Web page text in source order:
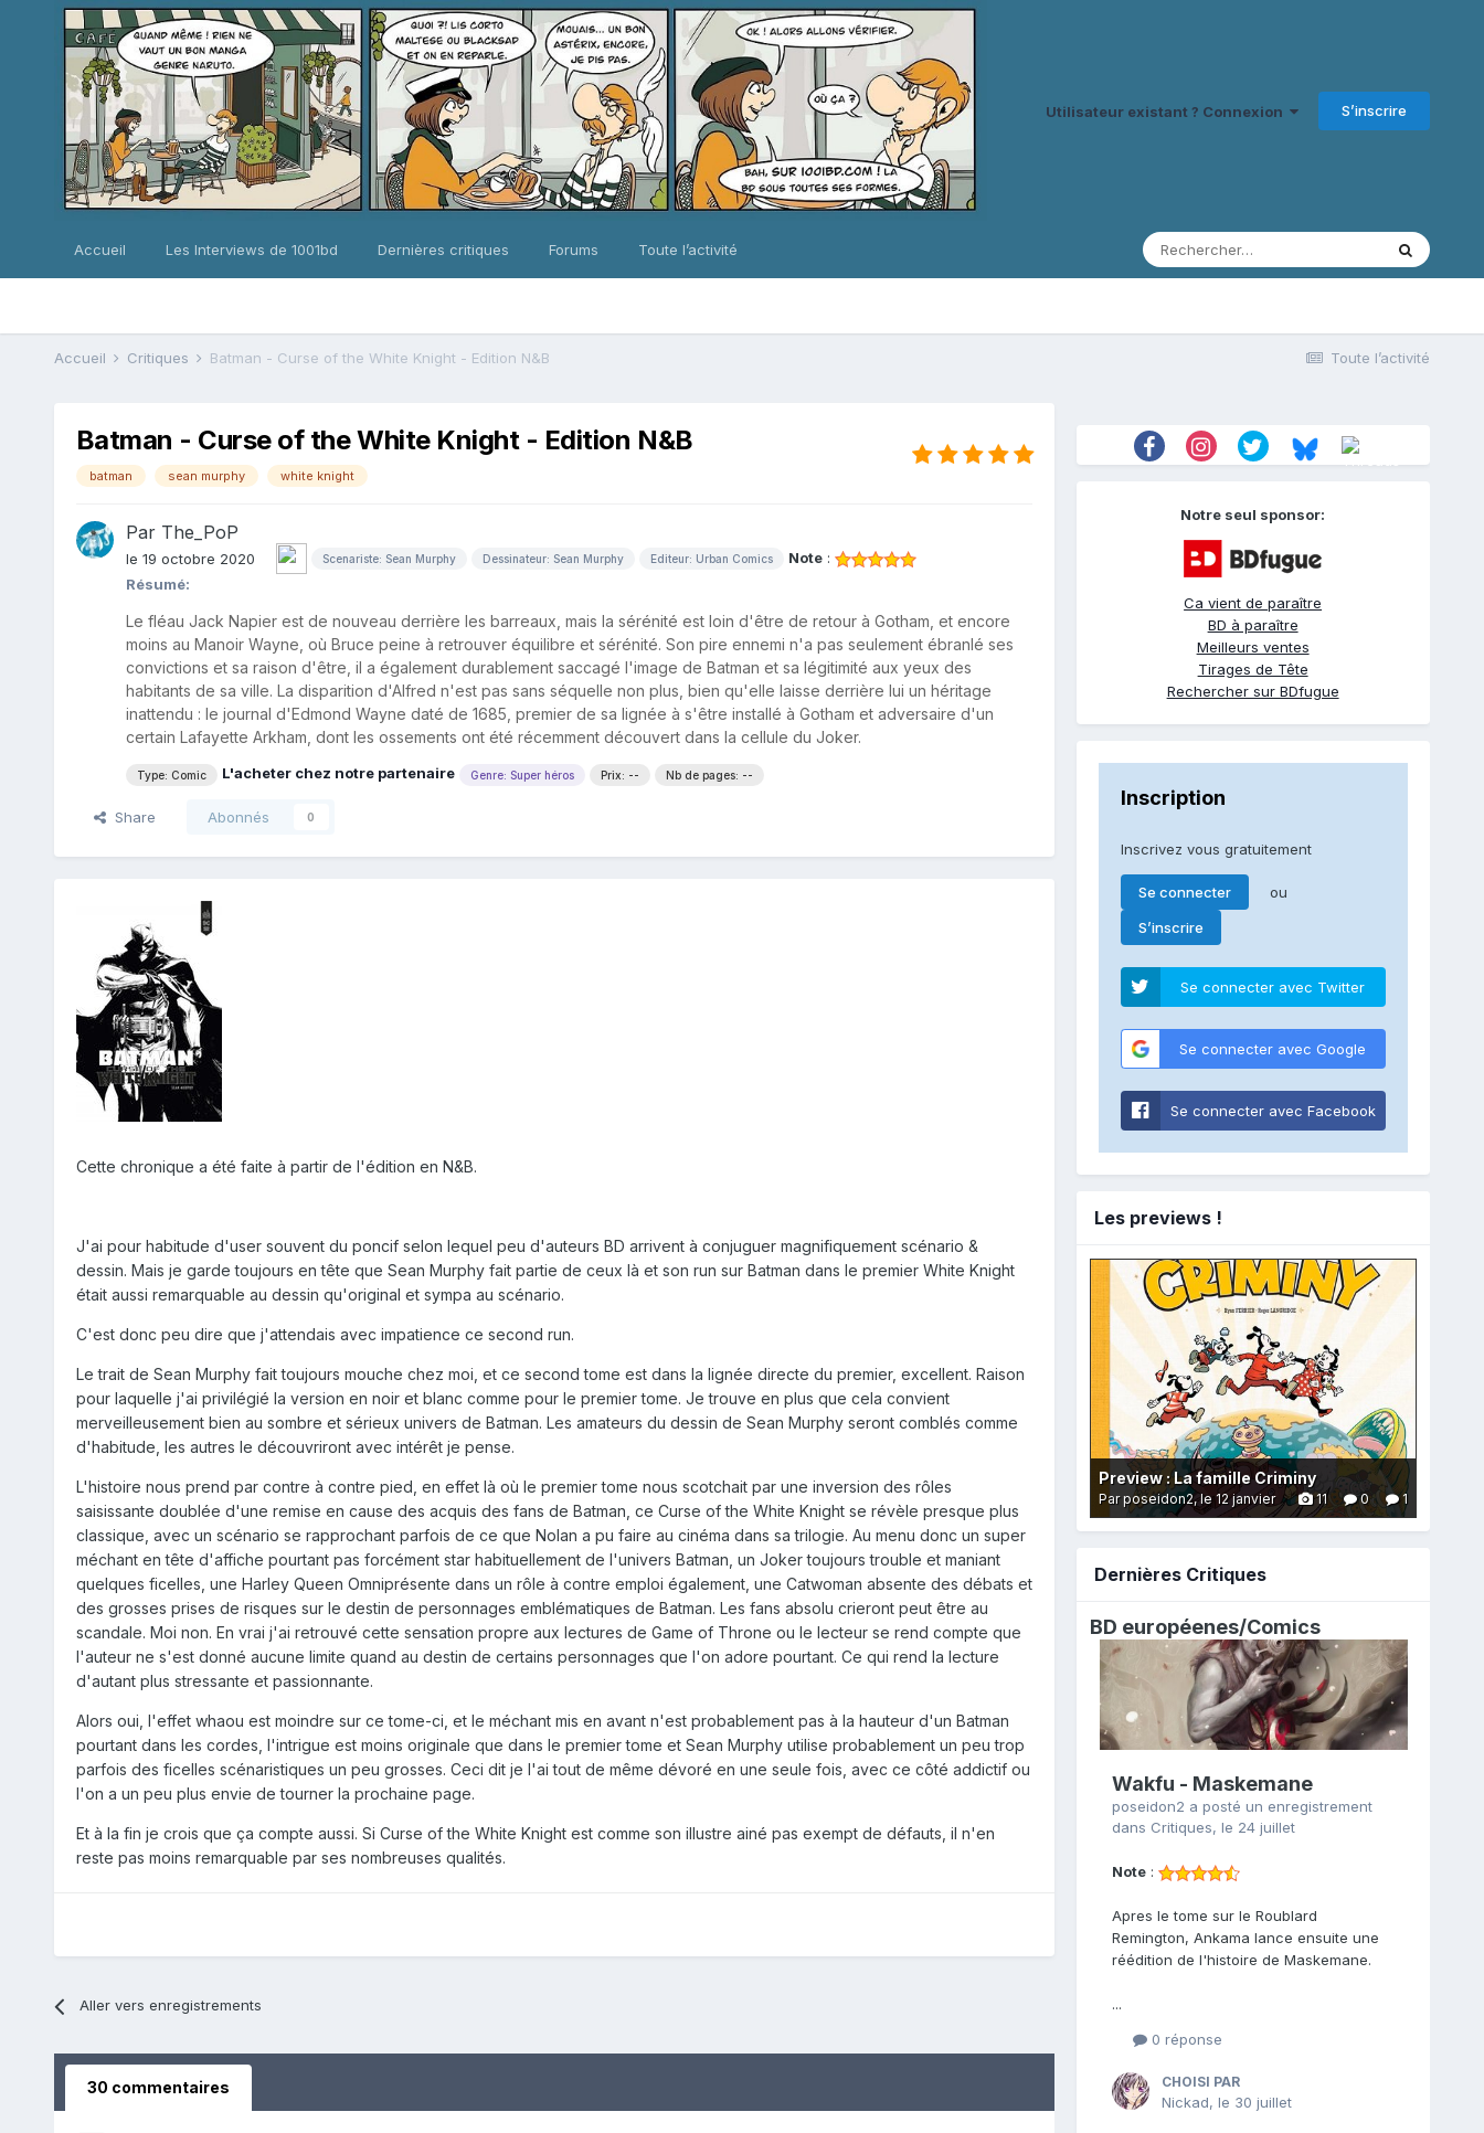
Utilisateur existant ? Connexion S’inscrire
Accueil Les Interviews de 1001bd Dernières critiques Forums Toute l’activité
Toute l’activité
Accueil Critiques Batman - Curse of the White Knight - Edition N&B
Batman - Curse of the White Knight - Edition N&B
batman sean murphy white knight
Par The_PoP
le 19 octobre 2020 Scenariste: Sean Murphy Dessinateur: Sean Murphy Editeur: Urban Comics Note:
Résumé:
Le fléau Jack Napier est de nouveau derrière les barreaux, mais la sérénité est loin d'être de retour à Gotham, et encore
moins au Manoir Wayne, où Bruce peine à retrouver équilibre et sérénité. Son pire ennemi n'a pas seulement ébranlé ses
convictions et sa raison d'être, il a également durablement saccagé l'image de Batman et sa légitimité aux yeux des
habitants de sa ville. La disparition d'Alfred n'est pas sans séquelle non plus, bien qu'elle laisse derrière lui un héritage
inattendu : le journal d'Edmond Wayne daté de 1685, premier de sa lignée à s'être installé à Gotham et adversaire d'un
certain Lafayette Arkham, dont les ossements ont été récemment découvert dans la cellule du Joker.
Type: Comic L'acheter chez notre partenaire Genre: Super héros Prix: -- Nb de pages: --
Share Abonnés 0
Cette chronique a été faite à partir de l'édition en N&B.
J'ai pour habitude d'user souvent du poncif selon lequel peu d'auteurs BD arrivent à conjuguer magnifiquement scénario &
dessin. Mais je garde toujours en tête que Sean Murphy fait partie de ceux là et son run sur Batman dans le premier White Knight
était aussi remarquable au dessin qu'original et sympa au scénario.
C'est donc peu dire que j'attendais avec impatience ce second run.
Le trait de Sean Murphy fait toujours mouche chez moi, et ce second tome est dans la lignée directe du premier, excellent. Raison
pour laquelle j'ai privilégié la version en noir et blanc comme pour le premier tome. Je trouve en plus que cela convient
merveilleusement bien au sombre et sérieux univers de Batman. Les amateurs du dessin de Sean Murphy seront comblés comme
d'habitude, les autres le découvriront avec intérêt je pense.
L'histoire nous prend par contre à contre pied, en effet là où le premier tome nous scotchait par une inversion des rôles
saisissante doublée d'une remise en cause des acquis des fans de Batman, ce Curse of the White Knight se révèle presque plus
classique, avec un scénario se rapprochant parfois de ce que Nolan a pu faire au cinéma dans sa trilogie. Au menu donc un super
méchant en tête d'affiche pourtant pas forcément star habituellement de l'univers Batman, un Joker toujours trouble et maniant
quelques ficelles, une Harley Queen Omniprésente dans un rôle à contre emploi également, une Catwoman absente des débats et
des grosses prises de risques sur le destin de personnages emblématiques de Batman. Les fans absolu crieront peut être au
scandale. Moi non. En vrai j'ai retrouvé cette sensation propre aux lectures de Game of Throne ou le lecteur se rend compte que
l'auteur ne s'est donné aucune limite quand au destin de certains personnages que l'on adore pourtant. Ce qui rend la lecture
d'autant plus stressante et passionnante.
Alors oui, l'effet whaou est moindre sur ce tome-ci, et le méchant mis en avant n'est probablement pas à la hauteur d'un Batman
pourtant dans les cordes, l'intrigue est moins originale que dans le premier tome et Sean Murphy utilise probablement un peu trop
parfois des ficelles scénaristiques un peu grosses. Ceci dit je l'ai tout de même dévoré en une seule fois, avec ce côté addictif ou
l'on a un peu plus envie de tourner la prochaine page.
Et à la fin je crois que ça compte aussi. Si Curse of the White Knight est comme son illustre ainé pas exempt de défauts, il n'en
reste pas moins remarquable par ses nombreuses qualités.
Aller vers enregistrements
30 commentaires
Notre seul sponsor:
Ca vient de paraître
BD à paraître
Meilleurs ventes
Tirages de Tête
Rechercher sur BDfugue
Inscription
Inscrivez vous gratuitement
Se connecter ou
S’inscrire
Se connecter avec Twitter
Se connecter avec Google
Se connecter avec Facebook
Les previews !
Preview : La famille Criminy
Par poseidon2,le 12 janvier 1
0
11
Dernières Critiques
BD européenes/Comics
Wakfu - Maskemane
poseidon2 a posté un enregistrement
dans Critiques, le 24 juillet
Note:
Apres le tome sur le Roublard
Remington, Ankama lance ensuite une
réédition de l'histoire de Maskemane.
...
0 réponse
CHOISI PAR
Nickad, le 30 juillet